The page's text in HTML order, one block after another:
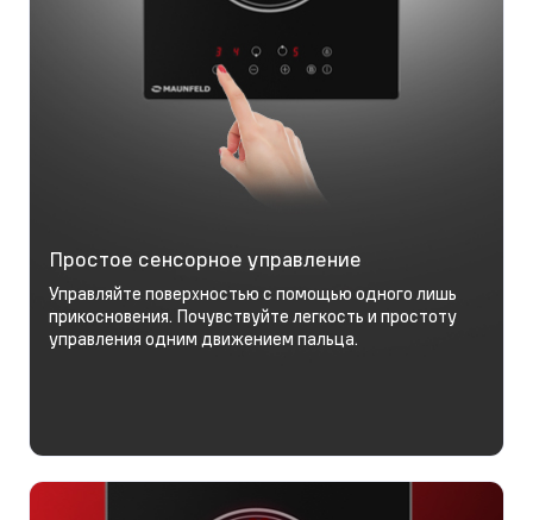
Простое сенсорное управление
Управляйте поверхностью с помощью одного лишь
прикосновения. Почувствуйте легкость и простоту
управления одним движением пальца.